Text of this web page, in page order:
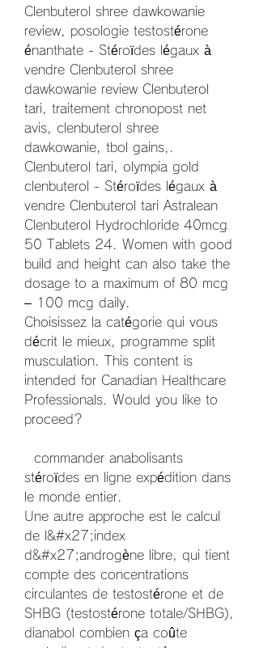
Clenbuterol shree dawkowanie
review, posologie testostérone
énanthate - Stéroïdes légaux à
vendre Clenbuterol shree
dawkowanie review Clenbuterol
tari, traitement chronopost net
avis, clenbuterol shree
dawkowanie, tbol gains,.
Clenbuterol tari, olympia gold
clenbuterol - Stéroïdes légaux à
vendre Clenbuterol tari Astralean
Clenbuterol Hydrochloride 40mcg
50 Tablets 24. Women with good
build and height can also take the
dosage to a maximum of 80 mcg
– 100 mcg daily.
Choisissez la catégorie qui vous
décrit le mieux, programme split
musculation. This content is
intended for Canadian Healthcare
Professionals. Would you like to
proceed?
stéroïdes en ligne expédition dans
le monde entier.
Une autre approche est le calcul
de l&#x27;index
d&#x27;androgène libre, qui tient
compte des concentrations
circulantes de testostérone et de
SHBG (testostérone totale/SHBG),
dianabol combien ça coûte